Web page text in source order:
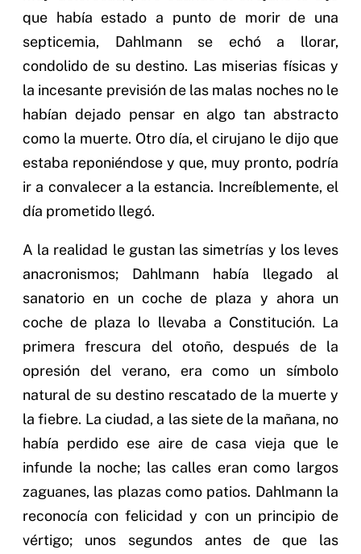
que había estado a punto de morir de una
septicemia, Dahlmann se echó a llorar,
condolido de su destino. Las miserias físicas y
la incesante previsión de las malas noches no le
habían dejado pensar en algo tan abstracto
como la muerte. Otro día, el cirujano le dijo que
estaba reponiéndose y que, muy pronto, podría
ir a convalecer a la estancia. Increíblemente, el
día prometido llegó.
A la realidad le gustan las simetrías y los leves
anacronismos; Dahlmann había llegado al
sanatorio en un coche de plaza y ahora un
coche de plaza lo llevaba a Constitución. La
primera frescura del otoño, después de la
opresión del verano, era como un símbolo
natural de su destino rescatado de la muerte y
la fiebre. La ciudad, a las siete de la mañana, no
había perdido ese aire de casa vieja que le
infunde la noche; las calles eran como largos
zaguanes, las plazas como patios. Dahlmann la
reconocía con felicidad y con un principio de
vértigo; unos segundos antes de que las